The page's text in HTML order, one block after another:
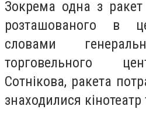
Зокрема одна з
розташованого в
словами
торговельного
Сотнікова, ракета
знаходилися